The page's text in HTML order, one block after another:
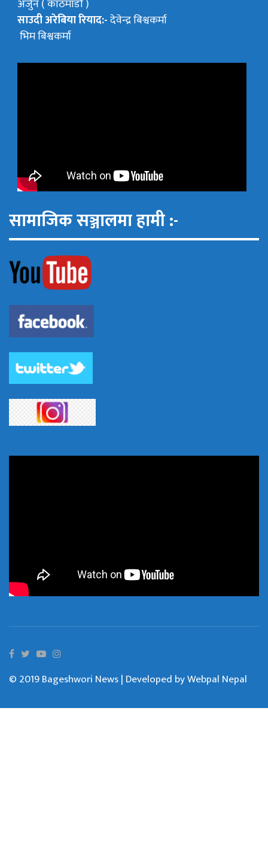
अर्जुन ( काठमाडौं )
साउदी अरेबिया रियाद:-देवेन्द्र बिश्वकर्मा
भिम बिश्वकर्मा
सामाजिक सञ्जालमा हामी :-
© 2019 Bageshwori News | Developed byWebpal Nepal